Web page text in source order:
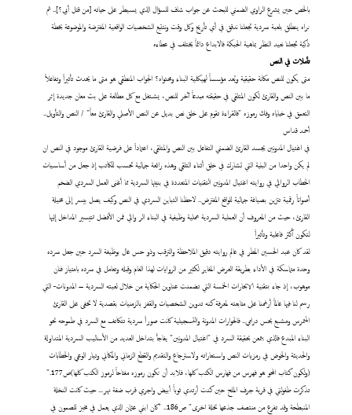
بالخص حين يشرع الراوي الضمني للبحث عن جواب شاف للسؤال الذي يسيطر على حياته [من قتل أبي؟].. ثم
نراه ينطلق بلعبة سردية تجعلنا ندقق في أي تأريخ وكل وقت ونتتبع الشخصيات الواقعية المفترضة والموضوعة بخطة
ذكية تجعلنا نعيد النظر بماهية الحبكة فالابداع دائماً يختلف في عطاءه
تأملاتفي النص
متىيكون للنص مكانة حقيقية ويُعد مؤسساً لهيكلية البناء ومحتواه؟ الجواب المنطقي هو متى ما يحدث تأثيراً وتفاعلاً
ما بين النص والقارئ لكون المتلقي في حقيقته مبدعاً آخر للنص، يشتغل مع كل مطالعة على بث معان جديدة إثر
التعمق في خباياه وفك رموزه "فالقراءة تقوم على خلق نص بديل عن النص الأصلي والقارئ معاً" / النص والتأويل..
أحمد قداس
في اغتيال المدونين يجسد القارئ الضمني التفاعل بين النص والمتلقي، اعتماداً على فرضية القارئ موجود في النص ان
لم يكن واحدا من البنية التي تشارك في خلق أثناء التلقي وهذه رائعة جمالية تحسب للكاتب إذ جعل من أساسيات
الخطاب الروائي في روايته اغتيال المدونين التقنيات المتعددة في بنيتها السردية مما أغنى العمل السردي الضخم
أصواتاً رقمية تتزين بصياغة جمالية للواقع المفترض.. لاحظنا التباين السردي في النص وكيف يصل بيسر إلى مخيلة
القارئ، حيث من المعروف أن العملية السردية عملية وظيفية في البناء الر وائي فمن الأفضل تتيسير المداخل إليها
لتكون أكثر فاعلية وتأثيراً
لقد كان عبد الحسين المطر في عالم روايته دقيق الملاحظة والترقب وذو حس عال بوظيفة السرد حين جعل سرده
وحدة متماسكة في الأداء بطريقة العرض المغاير لكثير من الروايات لهذا العام وقبله وتعامل في سرده بامتياز فنان
موهوب، إذ جاء بتقنية الابحارات الخمسة التي تضمنت عناوين الحكاية من خلال لعبته السردية – المدونات- التي
رسم لنا فيها عالماً أرغمنا على متابعته لمعرفة كنه تدوين الشخصيات والقفز بالزمنيات بقصدية لا تخفى على القارئ
المتمرس ومشبع بحس درامي.. فالحوارات المدونة والتسجيلية كانت صوراً سردية تتكاتف مع السرد في طموحه نحو
البناء المبدع فالذي يتمعن بحقيقة السرد في "اغتيال المدونين" يفاجأ بتداخل العديد من الأساليب السردية المتداولة
والحديثة والخوض في رمزيات النص واستعاراته ولاسترجاع والتقديم والقطع الزماني والمكاني وتيار الوعي والخطابات
(ولكون كتاب المحو هو فهرس من فهارس الكتب كلها، فلابد أن تكون رموزه مفتاحاً لرموز الكتب كلها)ص177."
تذكرت طفولتي في قرية جرف الملح حين كنت أرتدي ثوباً أبيض واجري قرب ضفة نهر... حيث كانت النخلة
المنبطحة وقد تفرع من منتصف جذعها نخلة اخرى" ص186.. "كان ابني عثمان الذي يعمل في مخبز للصمون في